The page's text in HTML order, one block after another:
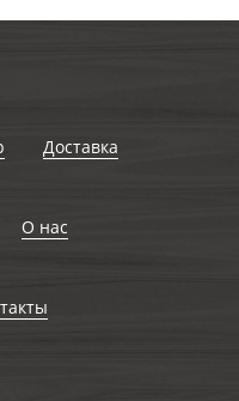
Доставка
О нас